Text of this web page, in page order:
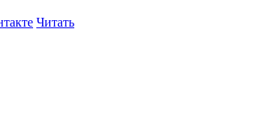
Читать